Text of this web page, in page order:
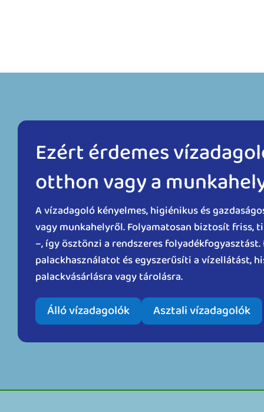
Ezért érdemes
otthon vagy a
A vízadagoló kényelmes, higiénikus és
vagy munkahelyről. Folyamatosan biztosít friss,
–, így ösztönzi a rendszeres
palackhasználatot és egyszerűsíti a vízellátást,
palackvásárlásra vagy tárolásra.
Álló vízadagolók Asztali vízadagolók